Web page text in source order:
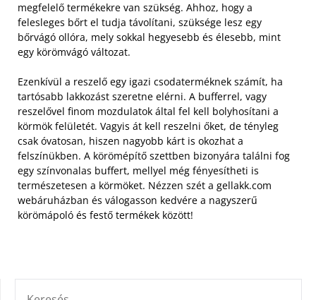
megfelelő termékekre van szükség. Ahhoz, hogy a
felesleges bőrt el tudja távolítani, szüksége lesz egy
bőrvágó ollóra, mely sokkal hegyesebb és élesebb, mint
egy körömvágó változat.
Ezenkívül a reszelő egy igazi csodaterméknek számít, ha
tartósabb lakkozást szeretne elérni. A bufferrel, vagy
reszelővel finom mozdulatok által fel kell bolyhosítani a
körmök felületét. Vagyis át kell reszelni őket, de tényleg
csak óvatosan, hiszen nagyobb kárt is okozhat a
felszínükben. A körömépítő szettben bizonyára találni fog
egy színvonalas buffert, mellyel még fényesítheti is
természetesen a körmöket. Nézzen szét a gellakk.com
webáruházban és válogasson kedvére a nagyszerű
körömápoló és festő termékek között!